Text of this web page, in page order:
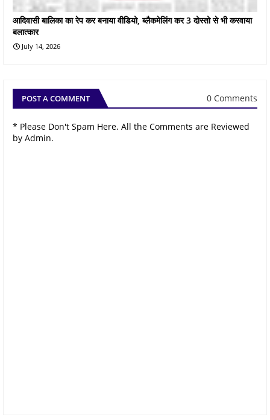
आदिवासी बालिका का रेप कर बनाया वीडियो, ब्लैकमेलिंग कर 3 दोस्तो से भी करवाया
बलात्कार
July 14, 2026
POST A COMMENT 0 Comments
* Please Don't Spam Here. All the Comments are Reviewed
by Admin.